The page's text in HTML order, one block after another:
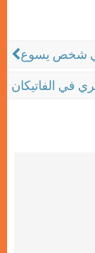
في شخص يسوع
في الفاتيكان